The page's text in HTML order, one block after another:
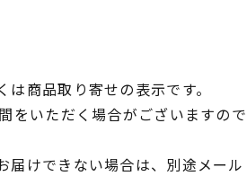
商品取り寄せの表示です。
をいただく場合がございますので
届けできない場合は、別途メール